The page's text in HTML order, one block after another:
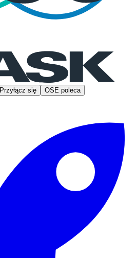
Przyłącz się
OSE poleca